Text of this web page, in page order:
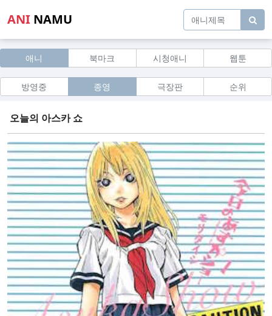
ANI NAMU
애니 북마크 시청애니 웹툰
방영중 종영 극장판 순위
오늘의 아스카 쇼